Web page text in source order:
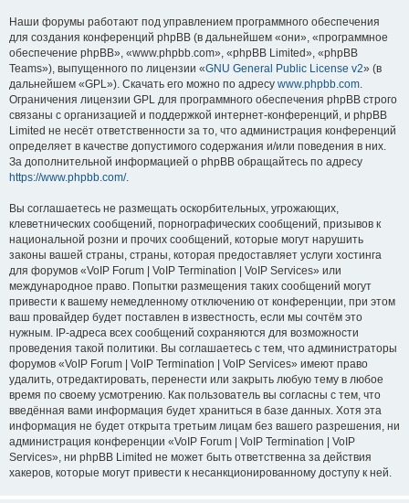
Наши форумы работают под управлением программного обеспечения
для создания конференций phpBB (в дальнейшем «они», «программное
обеспечение phpBB», «www.phpbb.com», «phpBB Limited», «phpBB
Teams»), выпущенного по лицензии «GNU General Public License v2» (в
дальнейшем «GPL»). Скачать его можно по адресу www.phpbb.com.
Ограничения лицензии GPL для программного обеспечения phpBB строго
связаны с организацией и поддержкой интернет-конференций, и phpBB
Limited не несёт ответственности за то, что администрация конференций
определяет в качестве допустимого содержания и/или поведения в них.
За дополнительной информацией о phpBB обращайтесь по адресу
https://www.phpbb.com/.
Вы соглашаетесь не размещать оскорбительных, угрожающих,
клеветнических сообщений, порнографических сообщений, призывов к
национальной розни и прочих сообщений, которые могут нарушить
законы вашей страны, страны, которая предоставляет услуги хостинга
для форумов «VoIP Forum | VoIP Termination | VoIP Services» или
международное право. Попытки размещения таких сообщений могут
привести к вашему немедленному отключению от конференции, при этом
ваш провайдер будет поставлен в известность, если мы сочтём это
нужным. IP-адреса всех сообщений сохраняются для возможности
проведения такой политики. Вы соглашаетесь с тем, что администраторы
форумов «VoIP Forum | VoIP Termination | VoIP Services» имеют право
удалить, отредактировать, перенести или закрыть любую тему в любое
время по своему усмотрению. Как пользователь вы согласны с тем, что
введённая вами информация будет храниться в базе данных. Хотя эта
информация не будет открыта третьим лицам без вашего разрешения, ни
администрация конференции «VoIP Forum | VoIP Termination | VoIP
Services», ни phpBB Limited не может быть ответственна за действия
хакеров, которые могут привести к несанкционированному доступу к ней.